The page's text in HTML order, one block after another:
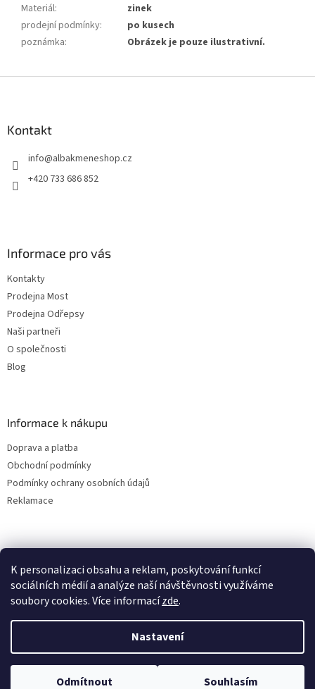
K personalizaci obsahu a reklam, poskytování funkcí
sociálních médií a analýze naší návštěvnosti využíváme
soubory cookies. Více informacízde.
Nastavení
Odmítnout Souhlasím
Materiál:
zinek
prodejní podmínky:
po kusech
poznámka: Obrázek je pouze ilustrativní.
Kontakt
info@albakmeneshop.cz
+420 733 686 852
Informace pro vás
Kontakty
Prodejna Most
Prodejna Odřepsy
Naši partneři
O společnosti
Blog
Informace k nákupu
Doprava a platba
Obchodní podmínky
Podmínky ochrany osobních údajů
Reklamace
Copyright 2026ALBAKMEN. Všechna práva vyhrazena.Upravit